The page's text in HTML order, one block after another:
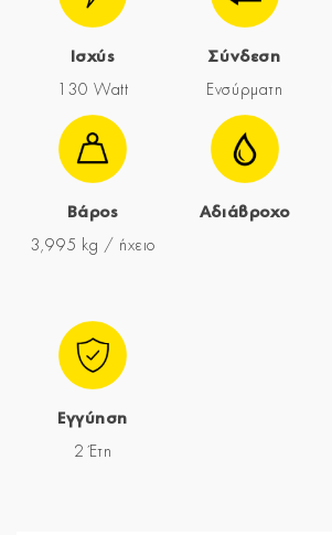
Ισχύς
130 Watt
Σύνδεση
Ενσύρματη
Βάρος
3,995 kg / ήχειο
Αδιάβροχο
Εγγύηση
2 Έτη